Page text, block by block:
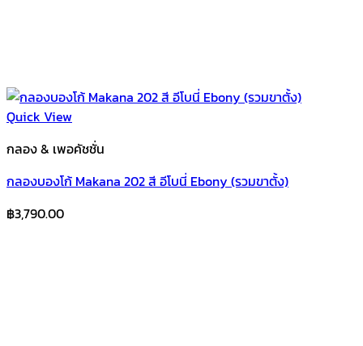
Quick View
กลอง & เพอคัชชั่น
กลองบองโก้ Makana 202 สี อีโบนี่ Ebony (รวมขาตั้ง)
฿3,790.00